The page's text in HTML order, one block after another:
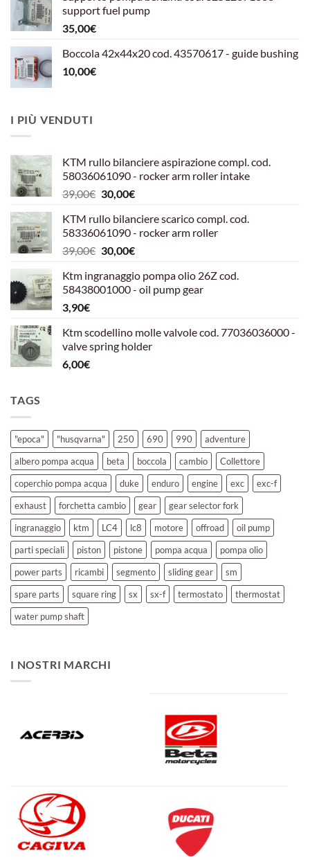
599,00€.540,00€.
support fuel pump
35,00€
Boccola 42x44x20 cod. 43570617 - guide bushing
10,00€
I PIÙ VENDUTI
KTM rullo bilanciere aspirazione compl. cod.
58036061090 - rocker arm roller intake
39,00€ Il
originale
era:
39,00€.
30,00€Il
attuale
è:
30,00€.
KTM rullo bilanciere scarico compl. cod.
58336061090 - rocker arm roller
39,00€ Il
originale
era:
30,00€Il
attuale
è:
Ktm ingranaggio pompa olio 26Z cod.
58438001000 - oil pump gear
3,90€
Ktm scodellino molle valvole cod. 77036036000 -
valve spring holder
6,00€
TAGS
"epoca" "husqvarna" 250 690 990
adventure
albero pompa acqua
beta boccola cambio
Collettore
coperchio pompa acqua
duke enduro engine exc
exc-f
exhaust
forchetta cambio gear
gear selector fork
ingranaggio
ktm LC4 lc8 motore offroad
oil pump
parti speciali
piston pistone pompa acqua
pompa olio
power parts
ricambi segmento sliding gear
sm
spare parts
square ring sx sx-f termostato
thermostat
water pump shaft
I NOSTRI MARCHI